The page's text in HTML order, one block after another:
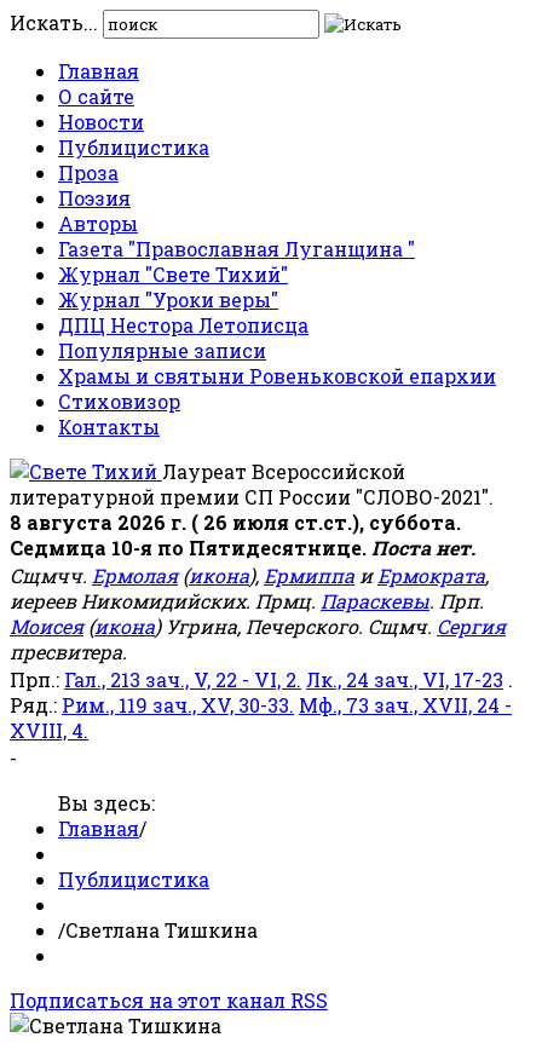
Искать...
Главная
О сайте
Новости
Публицистика
Проза
Поэзия
Авторы
Газета "Православная Луганщина "
Журнал "Свете Тихий"
Журнал "Уроки веры"
ДПЦ Нестора Летописца
Популярные записи
Храмы и святыни Ровеньковской епархии
Стиховизор
Контакты
Лауреат Всероссийской
литературной премии СП России "СЛОВО-2021".
8 августа 2026 г. ( 26 июля ст.ст.), суббота.
Седмица 10-я по Пятидесятнице. Поста нет.
Сщмчч. Ермолая(икона), Ермиппа иЕрмократа,
иереев Никомидийских. Прмц. Параскевы. Прп.
Моисея(икона) Угрина, Печерского. Сщмч. Сергия
пресвитера.
Прп.: Гал., 213 зач., V, 22 - VI, 2. Лк., 24 зач., VI, 17-23 .
Ряд.: Рим., 119 зач., XV, 30-33. Мф., 73 зач., XVII, 24 -
XVIII, 4.
-
Вы здесь:
Главная/
Публицистика
/Светлана Тишкина
Подписаться на этот канал RSS